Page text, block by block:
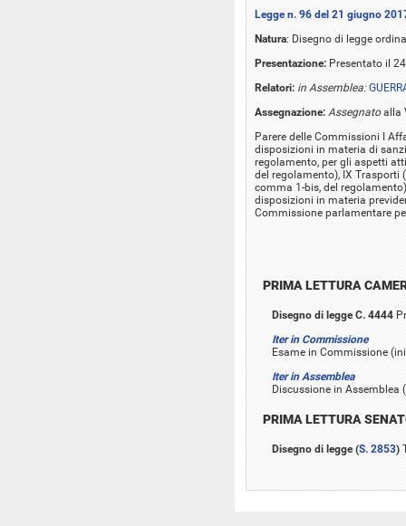
Legge n. 96 del 21 giugno
Natura: Disegno di legge
Presentazione: Presentato il
Relatori: in Assemblea:
Assegnazione: Assegnatoalla
Parere delle Commissioni I
disposizioni in materia di
regolamento, per gli aspetti
del regolamento), IX Trasporti
comma 1-bis, del
disposizioni in materia
Commissione parlamentare
PRIMA LETTURA
Disegno di legge C. 4444
Iter in Commissione
Esame in Commissione
Iter in Assemblea
Discussione in
PRIMA LETTURA
Disegno di legge (S. 2853)